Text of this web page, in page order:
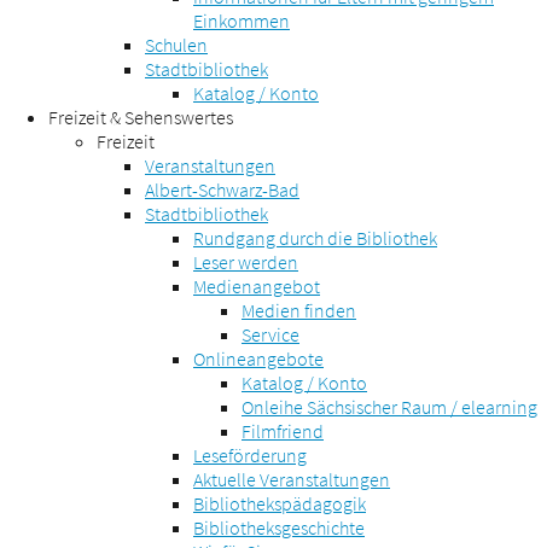
Einkommen
Schulen
Stadtbibliothek
Katalog / Konto
Freizeit & Sehenswertes
Freizeit
Veranstaltungen
Albert-Schwarz-Bad
Stadtbibliothek
Rundgang durch die Bibliothek
Leser werden
Medienangebot
Medien finden
Service
Onlineangebote
Katalog / Konto
Onleihe Sächsischer Raum / elearning
Filmfriend
Leseförderung
Aktuelle Veranstaltungen
Bibliothekspädagogik
Bibliotheksgeschichte